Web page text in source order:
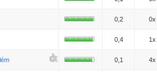
0,2 0x
0,4 1x
0,1 4x